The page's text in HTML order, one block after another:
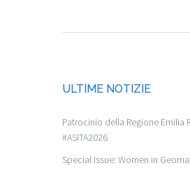
ULTIME NOTIZIE
Patrocinio della Regione Emilia
#ASITA2026
Special Issue: Women in